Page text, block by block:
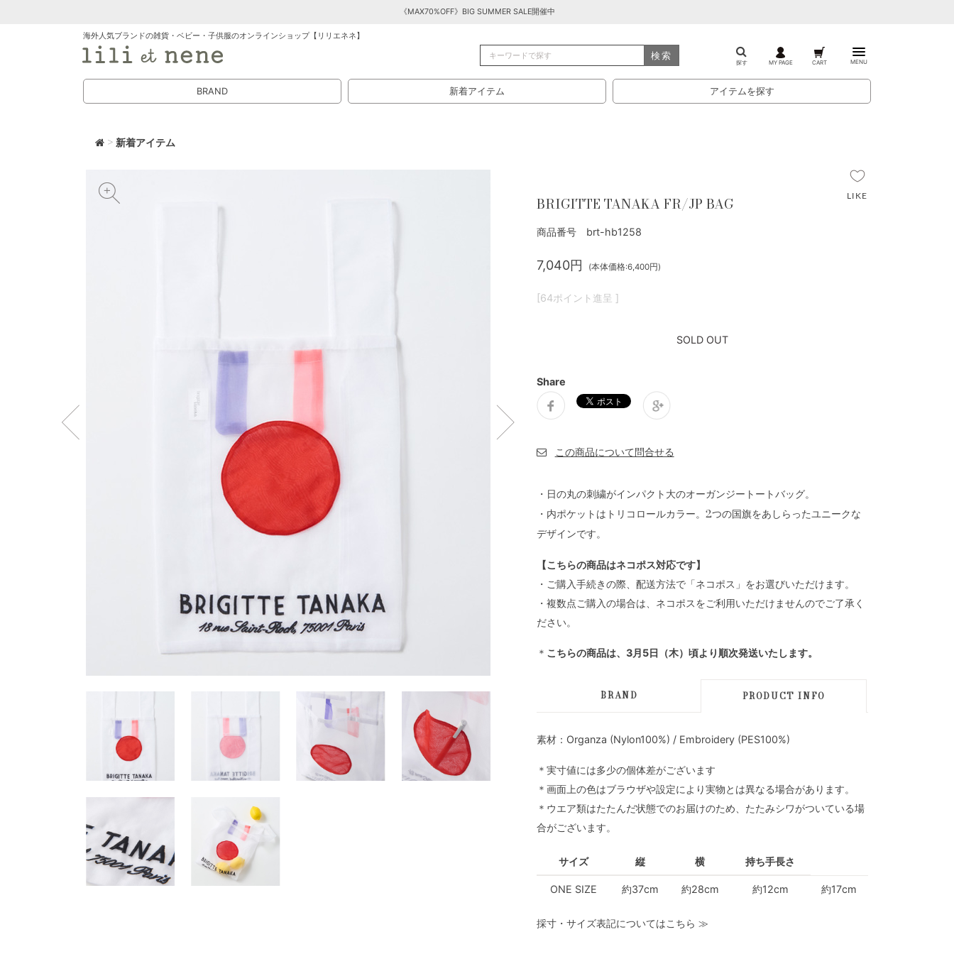
《MAX70%OFF》BIG SUMMER SALE開催中
海外人気ブランドの雑貨・ベビー・子供服のオンラインショップ【リリエネネ】
検索
探す MY PAGE CART MENU
BRAND 新着アイテム アイテムを探す
>新着アイテム
BRIGITTE TANAKA FR/JP BAG
商品番号 brt-hb1258
7,040円 (本体価格:6,400円)
[64ポイント進呈 ]
SOLD OUT
Share
・日の丸の刺繍がインパクト大のオーガンジートートバッグ。
・内ポケットはトリコロールカラー。2つの国旗をあしらったユニークな
デザインです。
【こちらの商品はネコポス対応です】
・ご購入手続きの際、配送方法で「ネコポス」をお選びいただけます。
・複数点ご購入の場合は、ネコポスをご利用いただけませんのでご了承く
ださい。
＊ こちらの商品は、3月5日（木）頃より順次発送いたします。
BRAND PRODUCT INFO
素材：Organza (Nylon100%) / Embroidery (PES100%)
＊実寸値には多少の個体差がございます
＊画面上の色はブラウザや設定により実物とは異なる場合があります。
＊ウエア類はたたんだ状態でのお届けのため、たたみシワがついている場
合がございます。
サイズ 縦 横 持ち手長さ
ONE SIZE 約37cm 約28cm 約12cm 約17cm
採寸・サイズ表記についてはこちら ≫